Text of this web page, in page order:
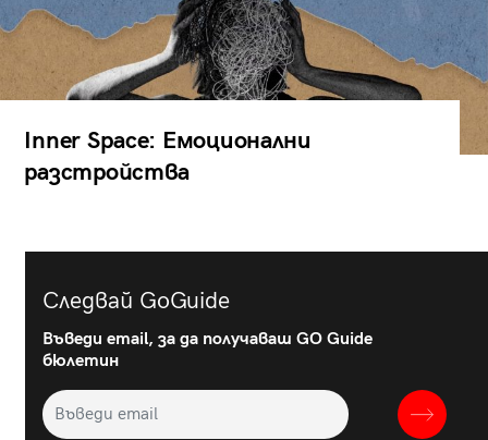
Inner Space: Емоционални
разстройства
Следвай GoGuide
Въведи email, за да получаваш GO Guide
бюлетин